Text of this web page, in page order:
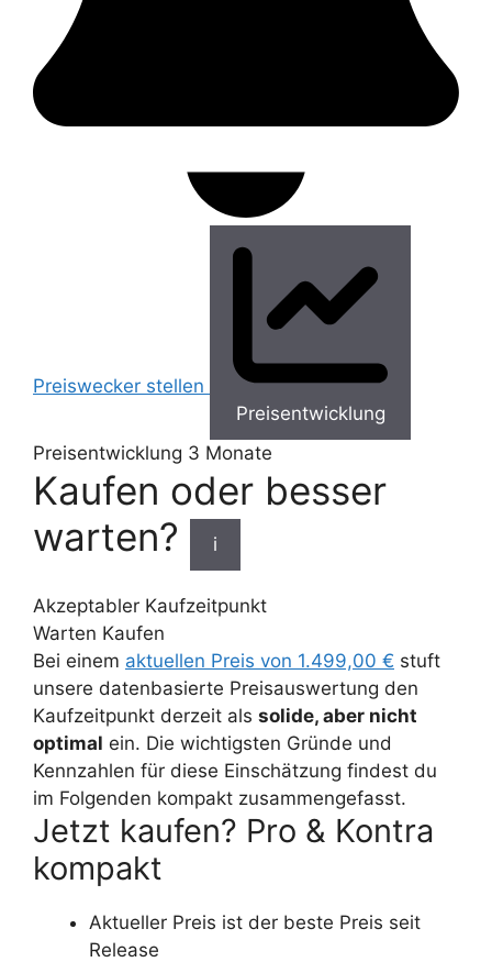
Preiswecker stellen
Preisentwicklung
Preisentwicklung 3 Monate
Kaufen oder besser
warten?
i
Akzeptabler Kaufzeitpunkt
Warten Kaufen
Bei einem aktuellen Preis von 1.499,00 € stuft
unsere datenbasierte Preisauswertung den
Kaufzeitpunkt derzeit als solide, aber nicht
optimal ein. Die wichtigsten Gründe und
Kennzahlen für diese Einschätzung findest du
im Folgenden kompakt zusammengefasst.
Jetzt kaufen? Pro & Kontra
kompakt
Aktueller Preis ist der beste Preis seit
Release